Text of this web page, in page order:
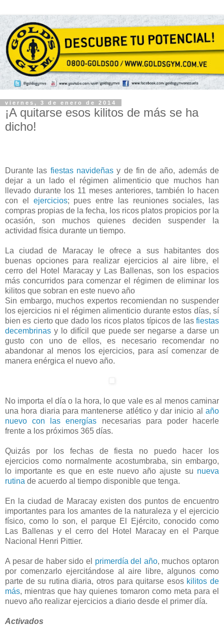
viernes, 3 de enero de 2014
¡A quitarse esos kilitos de más se ha
dicho!
Durante las fiestas navideñasy de fin de año, además de
dejar a un lado el régimen alimenticio que muchos han
llevado durante los 11 meses anteriores, también lo hacen
con el ejercicios; pues entre las reuniones sociales, las
compras propias de la fecha, los ricos platos propicios por la
ocasión, son muchos quienes deciden suspender la
actividad física durante un tiempo.
La ciudad de Maracay le ofrece a sus habitantes dos
buenas opciones para realizar ejercicios al aire libre, el
cerro del Hotel Maracay y Las Ballenas, son los espacios
más concurridos para comenzar el régimen de eliminar los
kilitos que sobran en este nuevo año
Sin embargo, muchos expertos recomiendan no suspender
los ejercicios ni el régimen alimenticio durante estos días, sí
bien es cierto que dado los ricos platos típicos de las fiestas
decembrinas y lo difícil que puede ser negarse a darse un
gusto con uno de ellos, es necesario recomendar no
abandonar al menos los ejercicios, para así comenzar de
manera enérgica el nuevo año.
No importa el día o la hora, lo que vale es al menos caminar
una hora diaria para mantenerse atlético y dar inicio al año
nuevo con las energías necesarias para poder hacerle
frente a los próximos 365 días.
Quizás por los fechas de fiesta no puedo hacer los
ejercicios como normalmente acostumbraba, sin embargo,
lo importante es que en este nuevo año ajuste su nueva
rutina de acuerdo al tiempo disponible que tenga.
En la ciudad de Maracay existen dos puntos de encuentro
importantes para los amantes de la naturaleza y el ejercicio
físico, como lo son, el parque El Ejército, conocido como
Las Ballenas y el cerro del Hotel Maracay en el Parque
Nacional Henri Pittier.
A pesar de haber sido el primerdía del año, muchos optaron
por comenzarlo ejercitándose al aire libre, algunos como
parte de su rutina diaria, otros para quitarse esos kilitos de
más, mientras que hay quienes tomaron como meta para el
nuevo año realizar ejercicios a diario desde el primer día.
Activados